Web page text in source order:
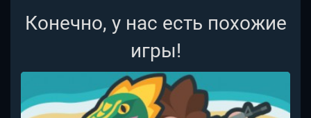
Конечно, у нас есть похожие
игры!